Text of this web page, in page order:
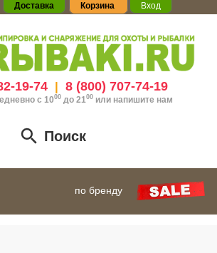
Доставка Корзина Вход
19-74| 8 (800) 707-74-19
с 1000до 21 00 или напишите нам
Поиск
по бренду